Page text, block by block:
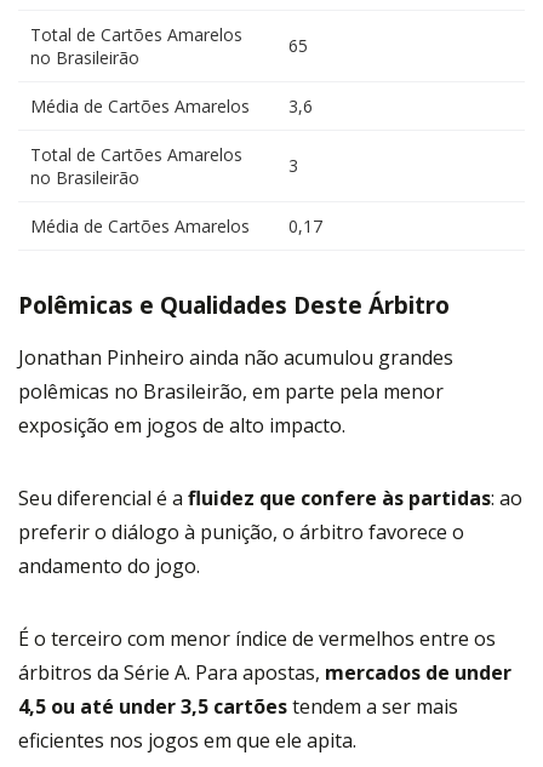
Total de Cartões Amarelos
no Brasileirão
65
Média de Cartões Amarelos 3,6
Total de Cartões Amarelos
no Brasileirão
3
Média de Cartões Amarelos 0,17
Polêmicas e Qualidades Deste Árbitro
Jonathan Pinheiro ainda não acumulou grandes
polêmicas no Brasileirão, em parte pela menor
exposição em jogos de alto impacto.
Seu diferencial é a fluidez que confere às partidas: ao
preferir o diálogo à punição, o árbitro favorece o
andamento do jogo.
É o terceiro com menor índice de vermelhos entre os
árbitros da Série A. Para apostas, mercados de under
4,5 ou até under 3,5 cartõestendem a ser mais
eficientes nos jogos em que ele apita.